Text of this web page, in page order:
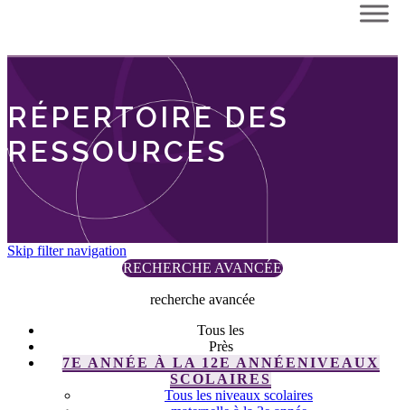
RÉPERTOIRE DES
RESSOURCES
Skip filter navigation
RECHERCHE AVANCÉE
recherche avancée
Tous les
Près
7E ANNÉE À LA 12E ANNÉENIVEAUX
SCOLAIRES
Tous les niveaux scolaires